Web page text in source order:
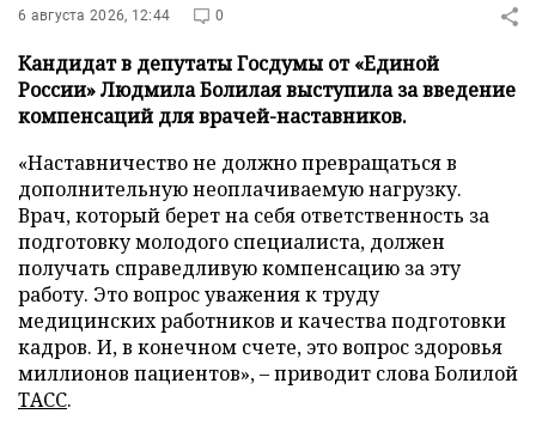
6 августа 2026, 12:44 0
Кандидат в депутаты Госдумы от «Единой
России» Людмила Болилая выступила за введение
компенсаций для врачей-наставников.
«Наставничество не должно превращаться в
дополнительную неоплачиваемую нагрузку.
Врач, который берет на себя ответственность за
подготовку молодого специалиста, должен
получать справедливую компенсацию за эту
работу. Это вопрос уважения к труду
медицинских работников и качества подготовки
кадров. И, в конечном счете, это вопрос здоровья
миллионов пациентов», – приводит слова Болилой
ТАСС.